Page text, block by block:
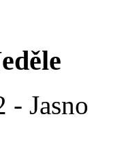
- Jasno